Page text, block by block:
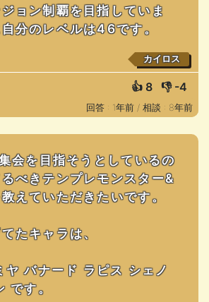
ョン制覇を目指していま
分のレベルは46です。
カイロス
👍 8 👎 -4
回答 : 1年前 / 相談 : 8年前
会を目指そうとしているの
べきテンプレモンスター&
えていただきたいです。
たキャラは、
ヤ バナード ラピス シェノ
です。